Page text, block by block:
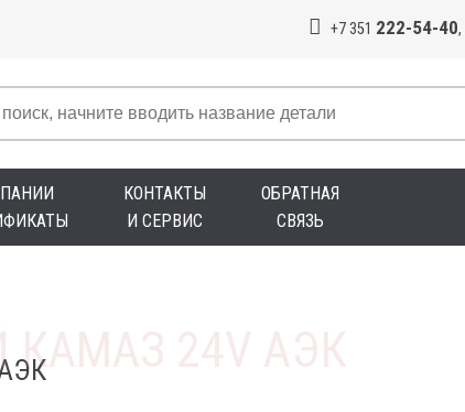
+7 351 222-54-40,
КОНТАКТЫ
И СЕРВИС
ОБРАТНАЯ
СВЯЗЬ